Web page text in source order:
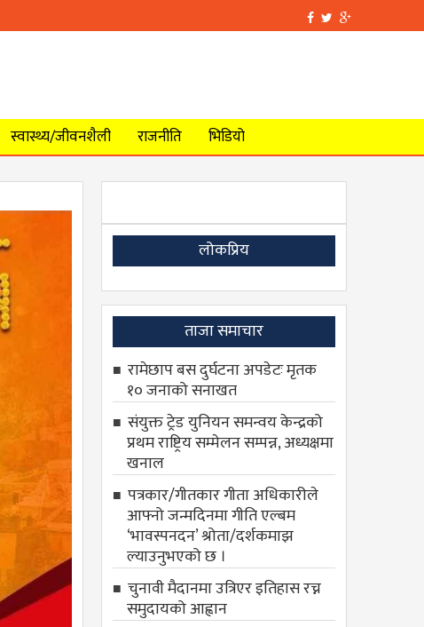
स्वास्थ्य/जीवनशैली राजनीति भिडियो
लोकप्रिय
ताजा समाचार
रामेछाप बस दुर्घटना अपडेटः मृतक
१० जनाको सनाखत
संयुक्त ट्रेड युनियन समन्वय केन्द्रको
प्रथम राष्ट्रिय सम्मेलन सम्पन्न, अध्यक्षमा
खनाल
पत्रकार/गीतकार गीता अधिकारीले
आफ्नो जन्मदिनमा गीति एल्बम
‘भावस्पनदन’ श्रोता/दर्शकमाझ
ल्याउनुभएको छ ।
चुनावी मैदानमा उत्रिएर इतिहास रच्न
समुदायको आह्वान